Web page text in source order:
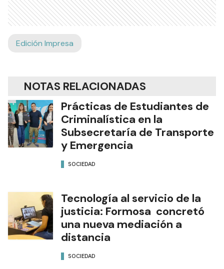
Edición Impresa
NOTAS RELACIONADAS
Prácticas de Estudiantes de
Criminalística en la
Subsecretaría de Transporte
y Emergencia
SOCIEDAD
Tecnología al servicio de la
justicia: Formosa concretó
una nueva mediación a
distancia
SOCIEDAD